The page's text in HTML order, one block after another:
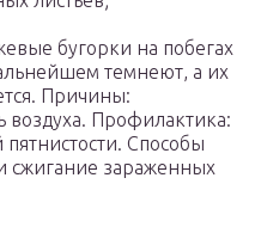
бугорки на побегах
темнеют, а их
Причины:
Профилактика:
Способы
сжигание зараженных